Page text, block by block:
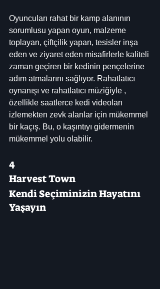
Oyuncuları rahat bir kamp alanının
sorumlusu yapan oyun, malzeme
toplayan, çiftçilik yapan, tesisler inşa
eden ve ziyaret eden misafirlerle kaliteli
zaman geçiren bir kedinin pençelerine
adım atmalarını sağlıyor. Rahatlatıcı
oynanışı ve rahatlatıcı müziğiyle ,
özellikle saatlerce kedi videoları
izlemekten zevk alanlar için mükemmel
bir kaçış. Bu, o kaşıntıyı gidermenin
mükemmel yolu olabilir.
4
Harvest Town
Kendi Seçiminizin Hayatını
Yaşayın